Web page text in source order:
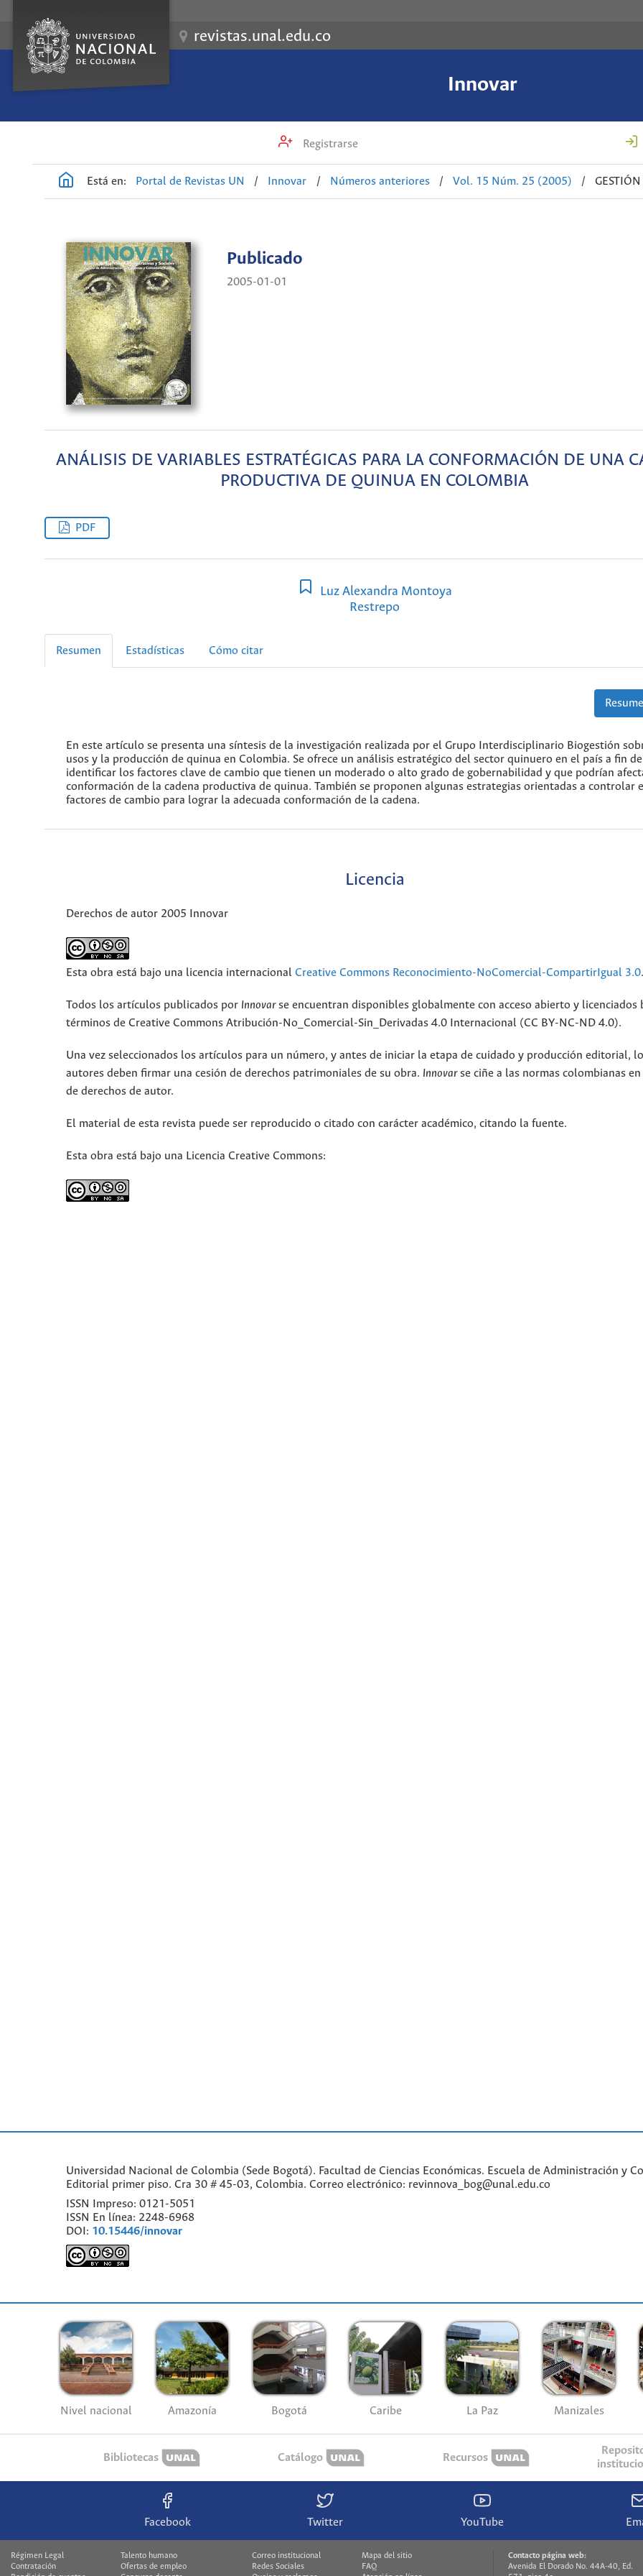
revistas.unal.edu.co
Innovar
Registrarse
Está en: Portal de Revistas UN / Innovar / Números anteriores / Vol. 15 Núm. 25 (2005) /
Publicado
2005-01-01
ANÁLISIS DE VARIABLES ESTRATÉGICAS PARA LA CONFORMACIÓN DE UNA
PRODUCTIVA DE QUINUA EN COLOMBIA
PDF
Luz Alexandra Montoya
Restrepo
Resumen Estadísticas Cómo citar
En este artículo se presenta una síntesis de la investigación realizada por el Grupo Interdisciplinario Biogestión
usos y la producción de quinua en Colombia. Se ofrece un análisis estratégico del sector quinuero en el país a fin de
identificar los factores clave de cambio que tienen un moderado o alto grado de gobernabilidad y que podrían
conformación de la cadena productiva de quinua. También se proponen algunas estrategias orientadas a controlar
factores de cambio para lograr la adecuada conformación de la cadena.
Licencia
Derechos de autor 2005 Innovar
Esta obra está bajo una licencia internacional Creative Commons Reconocimiento-NoComercial-CompartirIgual 3.0.
Todos los artículos publicados por Innovarse encuentran disponibles globalmente con acceso abierto y licenciados
términos de Creative Commons Atribución-No_Comercial-Sin_Derivadas 4.0 Internacional (CC BY-NC-ND 4.0).
Una vez seleccionados los artículos para un número, y antes de iniciar la etapa de cuidado y producción editorial,
autores deben firmar una cesión de derechos patrimoniales de su obra. Innovarse ciñe a las normas colombianas
de derechos de autor.
El material de esta revista puede ser reproducido o citado con carácter académico, citando la fuente.
Esta obra está bajo una Licencia Creative Commons:
Universidad Nacional de Colombia (Sede Bogotá). Facultad de Ciencias Económicas. Escuela de Administración y
Editorial primer piso. Cra 30 # 45-03, Colombia. Correo electrónico: revinnova_bog@unal.edu.co
ISSN Impreso: 0121-5051
ISSN En línea: 2248-6968
DOI: 10.15446/innovar
Nivel nacional Amazonía Bogotá Caribe La Paz Manizales
Bibliotecas Catálogo Recursos
Facebook Twitter YouTube
Régimen Legal
Talento humano
Contratación
Ofertas de empleo
Correo institucional
Mapa del sitio
Redes Sociales
FAQ
Contacto página web:
Avenida El Dorado No. 44A-40, Ed.